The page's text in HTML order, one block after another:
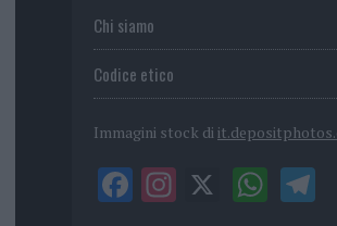
Chi siamo
Codice etico
Immagini stock di